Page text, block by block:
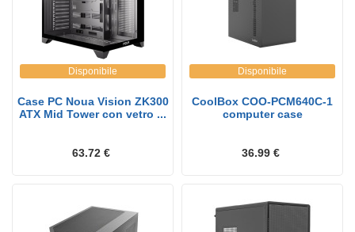
Disponibile
Case PC Noua Vision ZK300
ATX Mid Tower con vetro ...
63.72 €
Disponibile
CoolBox COO-PCM640C-1
computer case
36.99 €